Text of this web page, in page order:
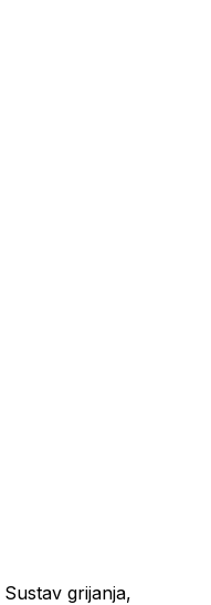
grijanja,